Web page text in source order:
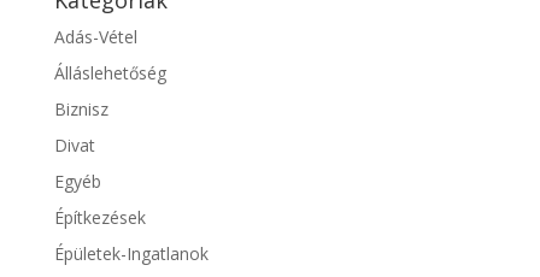
Adás-Vétel
Álláslehetőség
Biznisz
Divat
Egyéb
Építkezések
Épületek-Ingatlanok